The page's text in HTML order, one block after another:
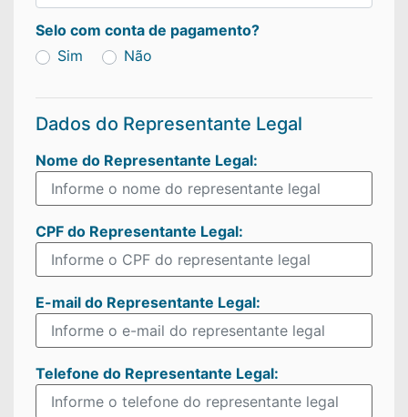
Selo com conta de pagamento?
Sim
Não
Dados do Representante Legal
Nome do Representante Legal:
CPF do Representante Legal:
E-mail do Representante Legal:
Telefone do Representante Legal: